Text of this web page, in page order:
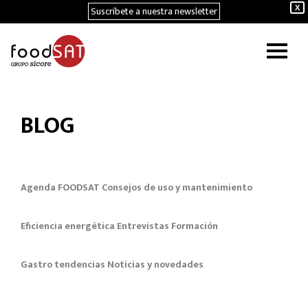
X
Suscríbete a nuestra newsletter
BLOG
Agenda FOODSAT Consejos de uso y mantenimiento
Eficiencia energética Entrevistas Formación
Gastro tendencias Noticias y novedades